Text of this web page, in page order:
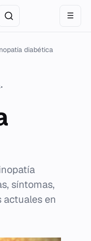
☰
diabética
síntomas,
en